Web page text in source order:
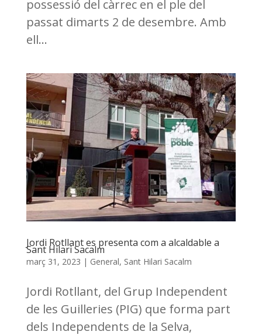
possessió del càrrec en el ple del
passat dimarts 2 de desembre. Amb
ell...
Jordi Rotllant es presenta com a alcaldable a
Sant Hilari Sacalm
març 31, 2023 | General, Sant Hilari Sacalm
Jordi Rotllant, del Grup Independent
de les Guilleries (PIG) que forma part
dels Independents de la Selva,